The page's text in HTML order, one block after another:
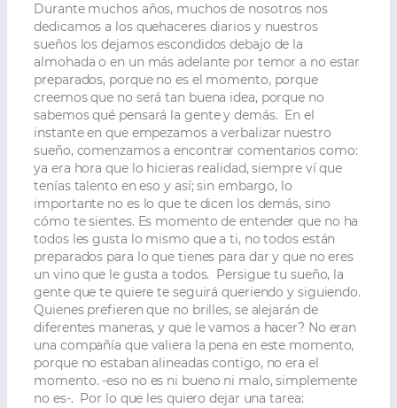
Durante muchos años, muchos de nosotros nos
dedicamos a los quehaceres diarios y nuestros
sueños los dejamos escondidos debajo de la
almohada o en un más adelante por temor a no estar
preparados, porque no es el momento, porque
creemos que no será tan buena idea, porque no
sabemos qué pensará la gente y demás. En el
instante en que empezamos a verbalizar nuestro
sueño, comenzamos a encontrar comentarios como:
ya era hora que lo hicieras realidad, siempre ví que
tenías talento en eso y así; sin embargo, lo
importante no es lo que te dicen los demás, sino
cómo te sientes. Es momento de entender que no ha
todos les gusta lo mismo que a ti, no todos están
preparados para lo que tienes para dar y que no eres
un vino que le gusta a todos. Persigue tu sueño, la
gente que te quiere te seguirá queriendo y siguiendo.
Quienes prefieren que no brilles, se alejarán de
diferentes maneras, y que le vamos a hacer? No eran
una compañía que valiera la pena en este momento,
porque no estaban alineadas contigo, no era el
momento. -eso no es ni bueno ni malo, simplemente
no es-. Por lo que les quiero dejar una tarea: